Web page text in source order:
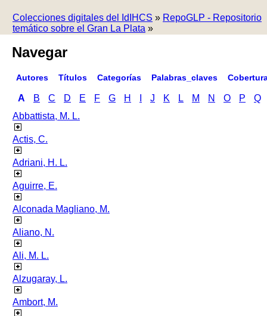
Colecciones digitales del IdIHCS » RepoGLP - Repositorio
temático sobre el Gran La Plata »
Navegar
Autores Títulos Categorías Palabras_claves
A B C D E F G H J K L M N O P
Q
Abbattista, M. L.
Actis, C.
Adriani, H. L.
Aguirre, E.
Alconada Magliano, M.
Aliano, N.
Ali, M. L.
Alzugaray, L.
Ambort, M.